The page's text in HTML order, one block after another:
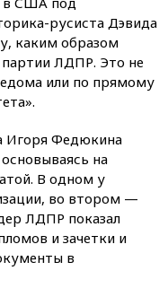
русиста Дэвида
каким образом
партии ЛДПР. Это не
или по прямому
Игоря Федюкина
на
В одном у
во втором —
ЛДПР показал
и зачетки и
в